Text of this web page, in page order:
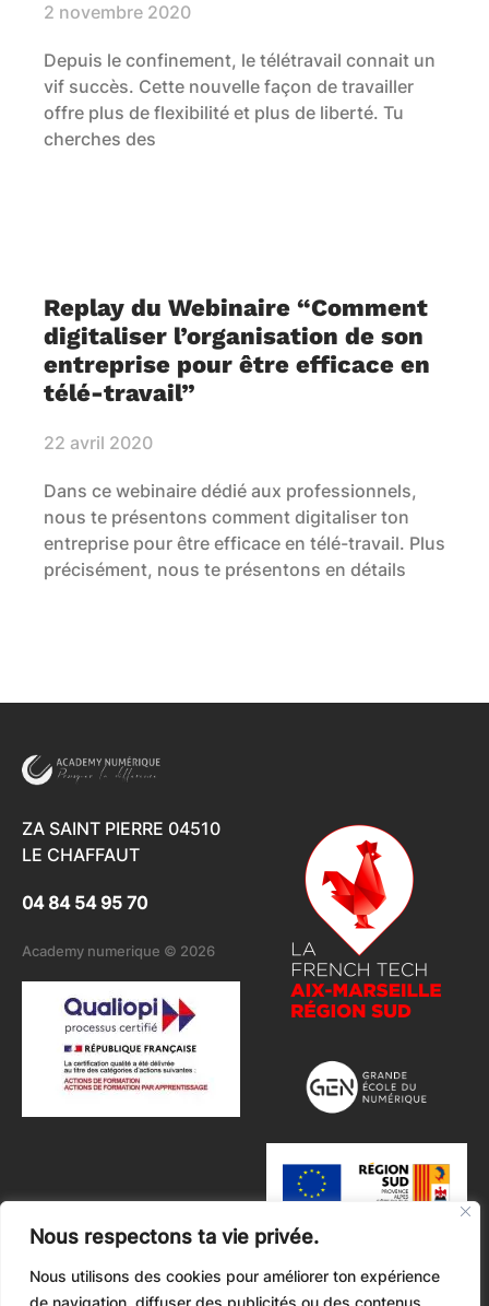
Nous respectons ta vie privée.
Nous utilisons des cookies pour améliorer ton expérience
de navigation, diffuser des publicités ou des contenus
2 novembre 2020
Depuis le confinement, le télétravail connait un
vif succès. Cette nouvelle façon de travailler
offre plus de flexibilité et plus de liberté. Tu
cherches des
Replay du Webinaire “Comment
digitaliser l’organisation de son
entreprise pour être efficace en
télé-travail”
22 avril 2020
Dans ce webinaire dédié aux professionnels,
nous te présentons comment digitaliser ton
entreprise pour être efficace en télé-travail. Plus
précisément, nous te présentons en détails
ZA SAINT PIERRE 04510
LE CHAFFAUT
04 84 54 95 70
Academy numerique © 2026